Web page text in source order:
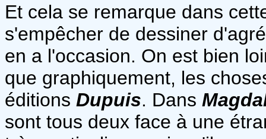
Et cela se remarque dans
s'empêcher de dessiner
en a l'occasion. On est bien
que graphiquement, les
éditions Dupuis. Dans
sont tous deux face à une